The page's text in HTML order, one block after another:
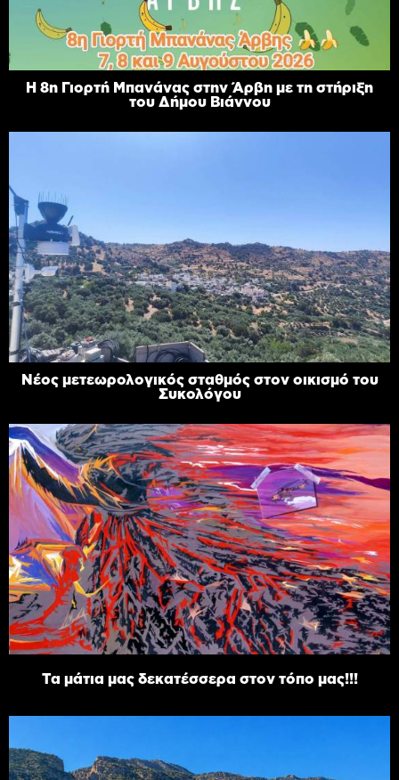
Η 8η Γιορτή Μπανάνας στην Άρβη με τη στήριξη
του Δήμου Βιάννου
Νέος μετεωρολογικός σταθμός στον οικισμό του
Συκολόγου
Τα μάτια μας δεκατέσσερα στον τόπο μας!!!